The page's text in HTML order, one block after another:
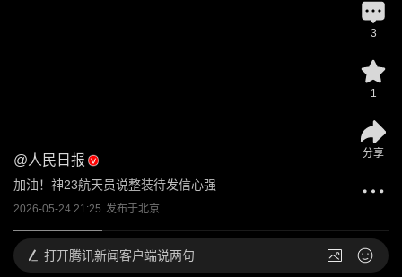
@人民日报
加油！神23航天员说整装待发信心强
2026-05-24 21:25 发布于北京
3
1
分享
打开腾讯新闻客户端说两句